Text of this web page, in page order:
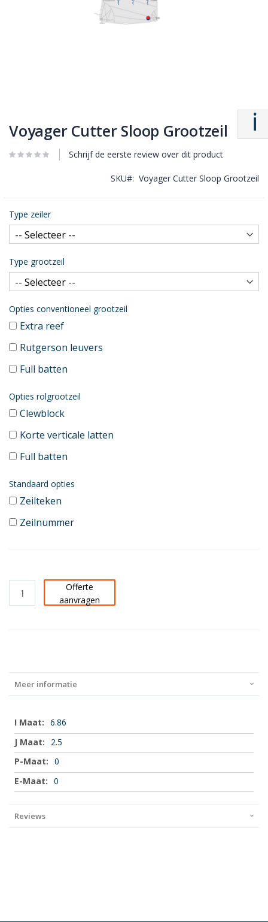
Voyager Cutter Sloop Grootzeil
Schrijf de eerste review over dit product
SKU Voyager Cutter Sloop Grootzeil
Type zeiler
Type grootzeil
Opties conventioneel grootzeil
Extra reef
Rutgerson leuvers
Full batten
Opties rolgrootzeil
Clewblock
Korte verticale latten
Full batten
Standaard opties
Zeilteken
Zeilnummer
Offerte
aanvragen
Meer informatie
Meer
informatie
6.86
2.5
0
0
Reviews